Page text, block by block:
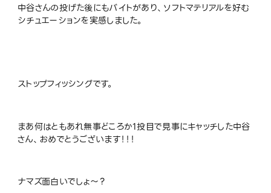
中谷さんの投げた後にもバイトがあり、ソフトマテリアルを好む
シチュエーションを実感しました。
ストップフィッシングです。
まあ何はともあれ無事どころか1投目で見事にキャッチした中谷
さん、おめでとうございます！！！
ナマズ面白いでしょ～？